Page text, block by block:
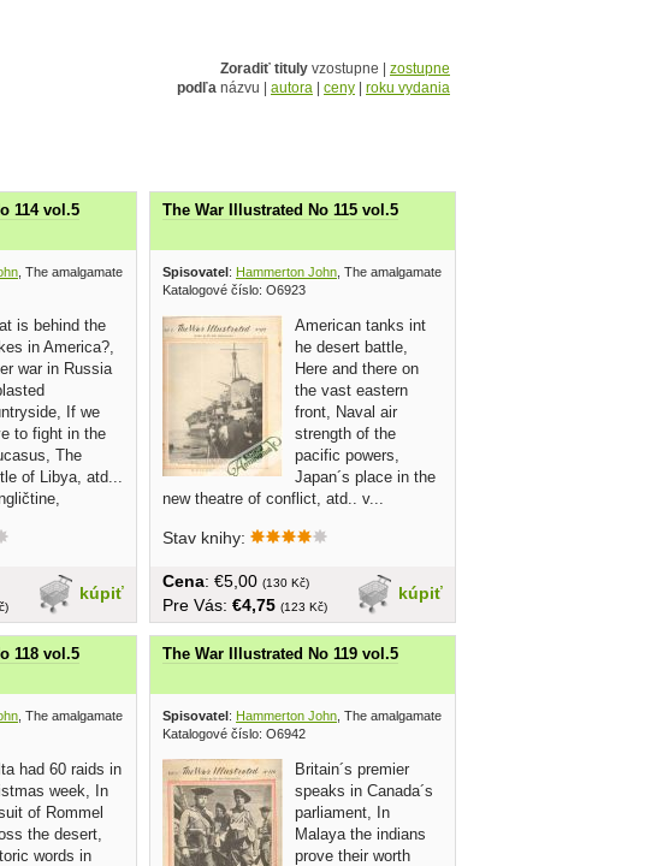
Zoradiť tituly vzostupne | zostupne
podľa názvu | autora ceny roku vydania
114 vol.5
, The amalgamated press 1941
is behind the
in America?,
war in Russia
If we
to fight in the
The
of Libya, atd...
kúpiť
The War Illustrated No 115 vol.5
Spisovatel: Hammerton John , The amalgamated press 1941
Katalogové číslo: O6923
American tanks int
he desert battle,
Here and there on
the vast eastern
front, Naval air
strength of the
pacific powers,
Japan´s place in the
new theatre of conflict, atd.. v...
Stav knihy:
kúpiť
Cena: €5,00 (130 Kč)
Pre Vás: €4,75 (123 Kč)
118 vol.5
, The amalgamated press 1942
had 60 raids in
week, In
of Rommel
the desert,
words in
The War Illustrated No 119 vol.5
Spisovatel: Hammerton John , The amalgamated press 1942
Katalogové číslo: O6942
Britain´s premier
speaks in Canada´s
parliament, In
Malaya the indians
prove their worth